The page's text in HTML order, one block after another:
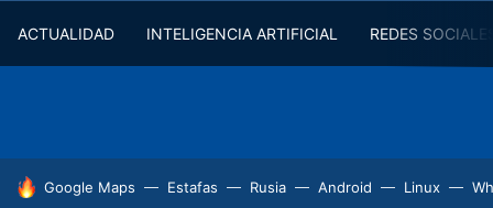
ACTUALIDAD INTELIGENCIA ARTIFICIAL REDES
HOY SE HABLA DE
Google Maps Estafas Rusia Android Linux